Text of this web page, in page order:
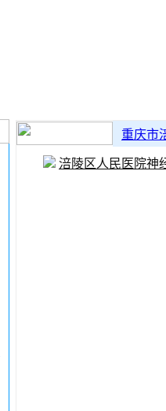
重庆市
涪陵区人民医院神